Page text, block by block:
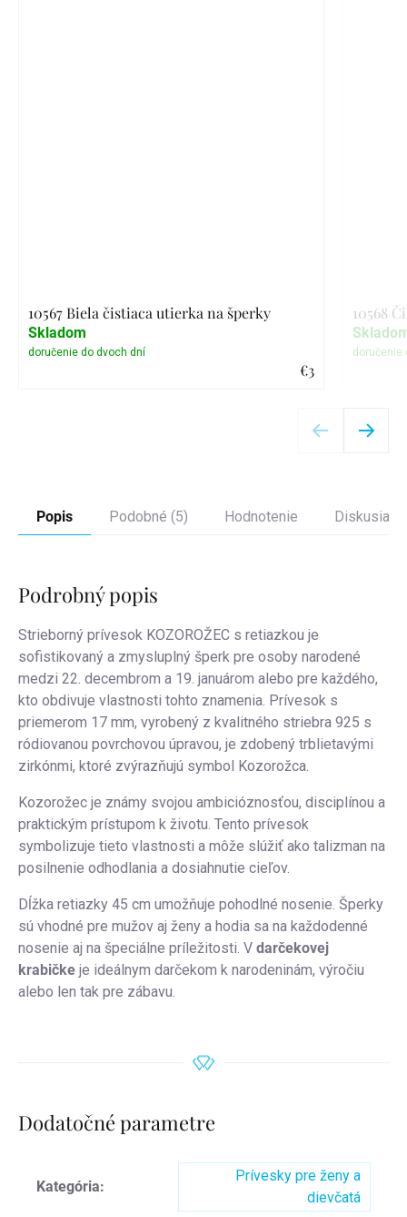
10567 Biela čistiaca utierka na šperky
€3
Skladom
10568
Popis Podobné (5) Hodnotenie Diskusia
Podrobný popis
Strieborný prívesok KOZOROŽEC s retiazkou je
sofistikovaný a zmysluplný šperk pre osoby narodené
medzi 22. decembrom a 19. januárom alebo pre každého,
kto obdivuje vlastnosti tohto znamenia. Prívesok s
priemerom 17 mm, vyrobený z kvalitného striebra 925 s
ródiovanou povrchovou úpravou, je zdobený trblietavými
zirkónmi, ktoré zvýrazňujú symbol Kozorožca.
Kozorožec je známy svojou ambicióznosťou, disciplínou a
praktickým prístupom k životu. Tento prívesok
symbolizuje tieto vlastnosti a môže slúžiť ako talizman na
posilnenie odhodlania a dosiahnutie cieľov.
Dĺžka retiazky 45 cm umožňuje pohodlné nosenie. Šperky
sú vhodné pre mužov aj ženy a hodia sa na každodenné
nosenie aj na špeciálne príležitosti. V darčekovej
krabičke je ideálnym darčekom k narodeninám, výročiu
alebo len tak pre zábavu.
Dodatočné parametre
Kategória:
Prívesky pre ženy a
dievčatá